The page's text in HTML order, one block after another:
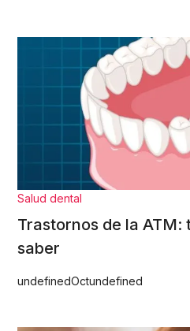
Salud dental
Trastornos de la ATM:
saber
undefinedOctundefined